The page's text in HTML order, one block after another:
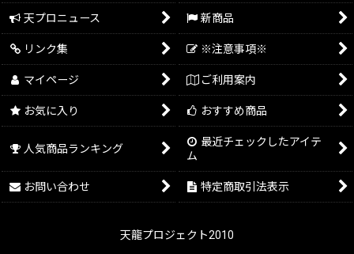
天プロニュース 新商品
リンク集 ※注意事項※
マイページ ご利用案内
お気に入り おすすめ商品
人気商品ランキング
最近チェックしたアイテ
ム
お問い合わせ 特定商取引法表示
天龍プロジェクト2010